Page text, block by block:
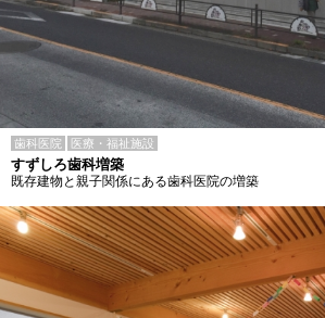
歯科医院 医療・福祉施設
すずしろ歯科増築
既存建物と親子関係にある歯科医院の増築